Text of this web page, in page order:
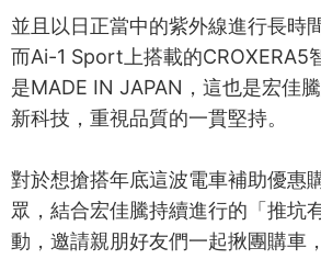
並且以日正當中的紫外線進行長時
而Ai-1 Sport上搭載的CROXERA5
是MADE IN JAPAN，這也是宏佳
新科技，重視品質的一貫堅持。
對於想搶搭年底這波電車補助優惠
眾，結合宏佳騰持續進行的「推坑
動，邀請親朋好友們一起揪團購車